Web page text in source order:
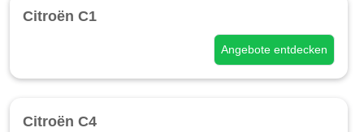
Citroën C1
Angebote entdecken
Citroën C4